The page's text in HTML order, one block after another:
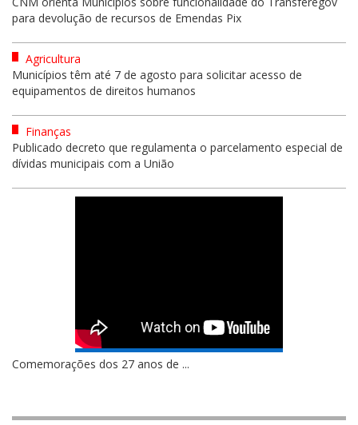
para devolução de recursos de Emendas Pix
Agricultura
Municípios têm até 7 de agosto para solicitar acesso de
equipamentos de direitos humanos
Finanças
Publicado decreto que regulamenta o parcelamento especial de
dívidas municipais com a União
Comemorações dos 27 anos de ...